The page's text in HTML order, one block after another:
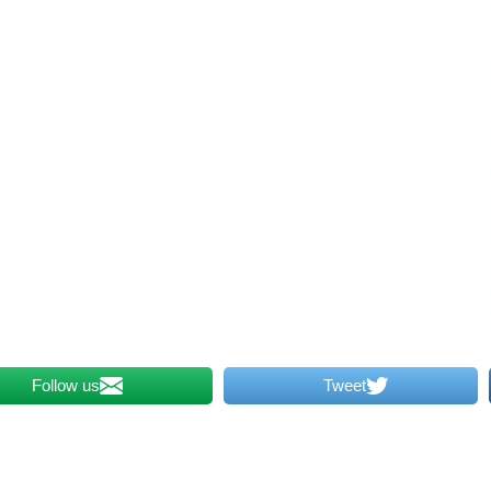
Tweet
Follow us